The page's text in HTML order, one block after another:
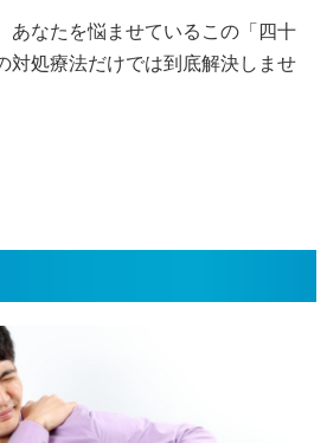
あなたを悩ませているこの「四十
対処療法だけでは到底解決しませ